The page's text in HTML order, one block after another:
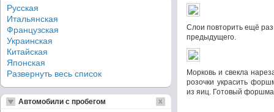
Слои повторить ещё
предыдущего.
Морковь и свекла
розочки украсить
из яиц. Готовый
Русская
Итальянская
Французская
Украинская
Китайская
Японская
Развернуть весь список
Автомобили с пробегом